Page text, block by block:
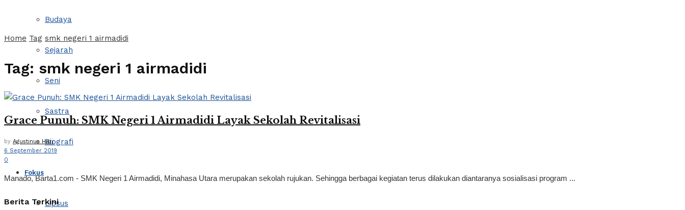
Budaya
Sejarah
Seni
Sastra
Biografi
Fokus
Lipsus
Home Tag smk negeri 1 airmadidi
Tag: smk negeri 1 airmadidi
Grace Punuh: SMK Negeri 1 Airmadidi Layak Sekolah Revitalisasi
by Agustinus Hari
6 September 2019
0
Manado, Barta1.com - SMK Negeri 1 Airmadidi, Minahasa Utara merupakan sekolah rujukan. Sehingga berbagai kegiatan terus dilakukan diantaranya sosialisasi program ...
Berita Terkini